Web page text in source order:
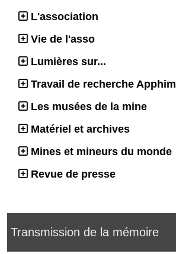
L'association
Vie de l'asso
Lumières sur...
Travail de recherche Apphim
Les musées de la mine
Matériel et archives
Mines et mineurs du monde
Revue de presse
Transmission de la mémoire